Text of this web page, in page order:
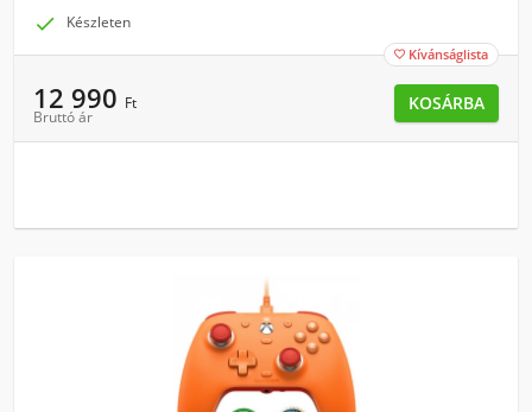
 Készleten
 Kívánságlista
12 990 Ft
Bruttó ár
KOSÁRBA